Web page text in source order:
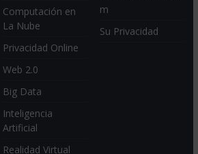
Computación en
La Nube
Privacidad Online
Web 2.0
Big Data
Inteligencia
Artificial
Realidad Virtual
m
Su Privacidad